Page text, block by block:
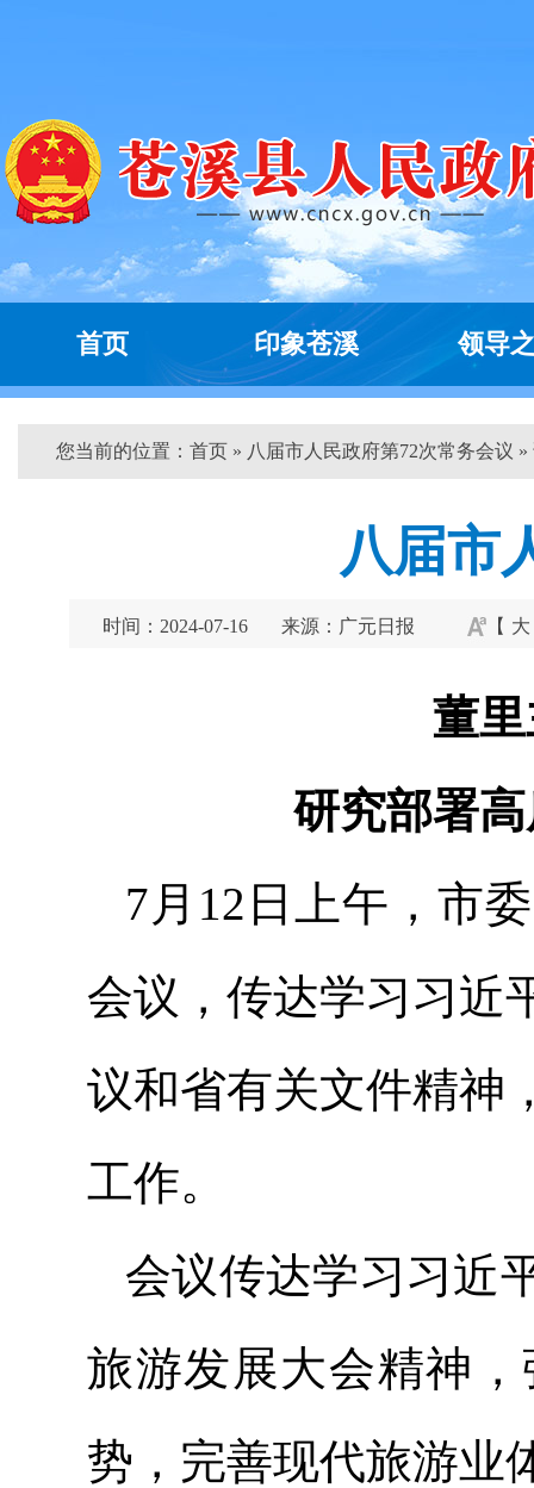
首页 印象苍溪 领导
您当前的位置： 首页 » 八届市人民政府第72次常务会议 »
八届市
时间：2024-07-16 来源：广元日报 【 大
董里
研究部署
7月12日上午，市委
会议，传达学习习近
议和省有关文件精神
工作。
会议传达学习习近
旅游发展大会精神
势，完善现代旅游业